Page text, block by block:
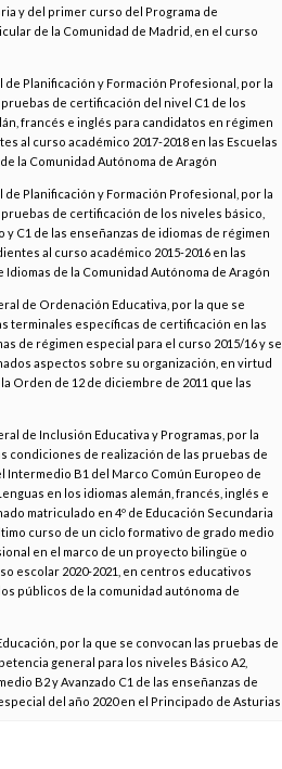
y del primer curso del Programa de
de la Comunidad de Madrid, en el curso
Planificación y Formación Profesional, por la
de certificación del nivel C1 de los
francés e inglés para candidatos en régimen
al curso académico 2017-2018 en las Escuelas
la Comunidad Autónoma de Aragón
Planificación y Formación Profesional, por la
de certificación de los niveles básico,
y C1 de las enseñanzas de idiomas de régimen
al curso académico 2015-2016 en las
Idiomas de la Comunidad Autónoma de Aragón
de Ordenación Educativa, por la que se
terminales específicas de certificación en las
de régimen especial para el curso 2015/16 y se
aspectos sobre su organización, en virtud
Orden de 12 de diciembre de 2011 que las
de Inclusión Educativa y Programas, por la
condiciones de realización de las pruebas de
Intermedio B1 del Marco Común Europeo de
en los idiomas alemán, francés, inglés e
matriculado en 4º de Educación Secundaria
curso de un ciclo formativo de grado medio
en el marco de un proyecto bilingüe o
escolar 2020-2021, en centros educativos
públicos de la comunidad autónoma de
por la que se convocan las pruebas de
general para los niveles Básico A2,
B2 y Avanzado C1 de las enseñanzas de
del año 2020 en el Principado de Asturias